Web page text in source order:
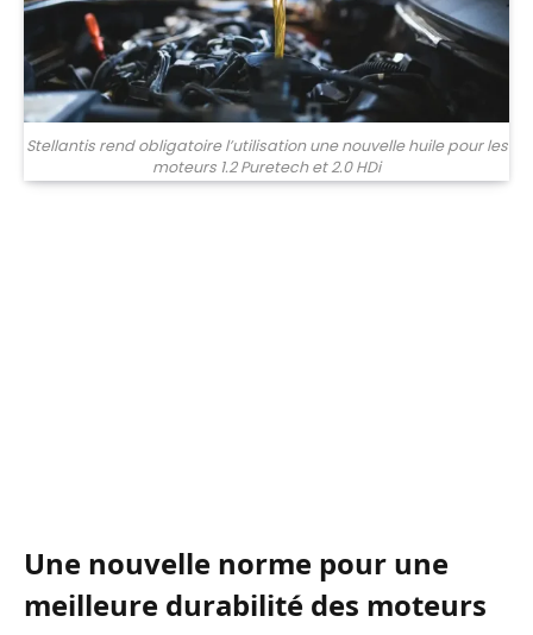
Stellantis rend obligatoire l’utilisation une nouvelle huile pour les
moteurs 1.2 Puretech et 2.0 HDi
Une nouvelle norme pour une
meilleure durabilité des moteurs